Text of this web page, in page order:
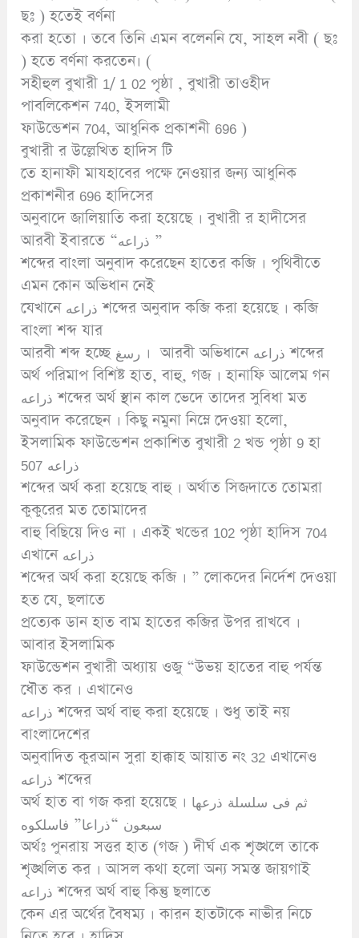
ছঃ ) হতেই বর্ণনা
করা হতো । তবে তিনি এমন বলেননি যে, সাহল নবী ( ছঃ
) হতে বর্ণনা করতেন। (
সহীহুল বুখারী 1/ 1 02 পৃষ্ঠা , বুখারী তাওহীদ
পাবলিকেশন 740, ইসলামী
ফাউন্ডেশন 704, আধুনিক প্রকাশনী 696 )
বুখারী র উল্লেখিত হাদিস টি
তে হানাফী মাযহাবের পক্ষে নেওয়ার জন্য আধুনিক
প্রকাশনীর 696 হাদিসের
অনুবাদে জালিয়াতি করা হয়েছে । বুখারী র হাদীসের
আরবী ইবারতে “ذراعه ”
শব্দের বাংলা অনুবাদ করেছেন হাতের কব্জি । পৃথিবীতে
এমন কোন অভিধান নেই
যেখানে ذراعه শব্দের অনুবাদ কব্জি করা হয়েছে । কব্জি
বাংলা শব্দ যার
আরবী শব্দ হচ্ছে رسغ । আরবী অভিধানে ذراعه শব্দের
অর্থ পরিমাপ বিশিষ্ট হাত, বাহু, গজ । হানাফি আলেম গন
ذراعه শব্দের অর্থ স্থান কাল ভেদে তাদের সুবিধা মত
অনুবাদ করেছেন । কিছু নমুনা নিম্নে দেওয়া হলো,
ইসলামিক ফাউন্ডেশন প্রকাশিত বুখারী 2 খন্ড পৃষ্ঠা 9 হা
507 ذراعه
শব্দের অর্থ করা হয়েছে বাহু । অর্থাত সিজদাতে তোমরা
কুকুরের মত তোমাদের
বাহু বিছিয়ে দিও না । একই খন্ডের 102 পৃষ্ঠা হাদিস 704
এখানে ذراعه
শব্দের অর্থ করা হয়েছে কব্জি । ” লোকদের নির্দেশ দেওয়া
হত যে, ছলাতে
প্রত্যেক ডান হাত বাম হাতের কব্জির উপর রাখবে ।
আবার ইসলামিক
ফাউন্ডেশন বুখারী অধ্যায় ওজু “উভয় হাতের বাহু পর্যন্ত
ধৌত কর । এখানেও
ذراعه শব্দের অর্থ বাহু করা হয়েছে । শুধু তাই নয়
বাংলাদেশের
অনুবাদিত কুরআন সুরা হাক্কাহ আয়াত নং 32 এখানেও
ذراعه শব্দের
অর্থ হাত বা গজ করা হয়েছে । ثم فى سلسلة ذرعها
سبعون “ذراعا” فاسلكوه
অর্থঃ পুনরায় সত্তর হাত (গজ ) দীর্ঘ এক শৃঙ্খলে তাকে
শৃঙ্খলিত কর । আসল কথা হলো অন্য সমস্ত জায়গাই
ذراعه শব্দের অর্থ বাহু কিন্তু ছলাতে
কেন এর অর্থের বৈষম্য । কারন হাতটাকে নাভীর নিচে